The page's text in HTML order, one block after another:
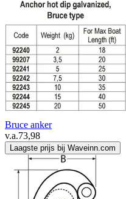
Bruce anker
v.a.73,98
Laagste prijs bij Waveinn.com